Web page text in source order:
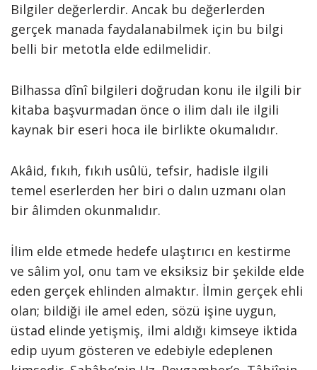
Bilgiler değerlerdir. Ancak bu değerlerden
gerçek manada faydalanabilmek için bu bilgi
belli bir metotla elde edilmelidir.
Bilhassa dînî bilgileri doğrudan konu ile ilgili bir
kitaba başvurmadan önce o ilim dalı ile ilgili
kaynak bir eseri hoca ile birlikte okumalıdır.
Akâid, fıkıh, fıkıh usûlü, tefsir, hadisle ilgili
temel eserlerden her biri o dalın uzmanı olan
bir âlimden okunmalıdır.
İlim elde etmede hedefe ulaştırıcı en kestirme
ve sâlim yol, onu tam ve eksiksiz bir şekilde elde
eden gerçek ehlinden almaktır. İlmin gerçek ehli
olan; bildiği ile amel eden, sözü işine uygun,
üstad elinde yetişmiş, ilmi aldığı kimseye iktida
edip uyum gösteren ve edebiyle edeplenen